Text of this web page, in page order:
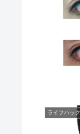
ライフハック